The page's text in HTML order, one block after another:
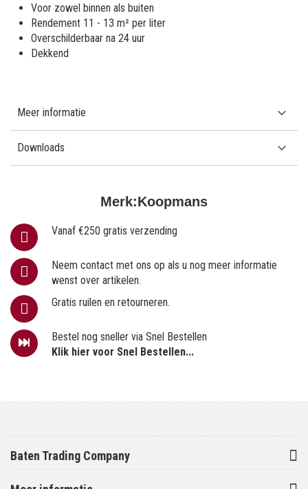
Merk:Koopmans
Vanaf €250 gratis verzending
Neem contact met ons op als u nog meer informatie
wenst over artikelen.
Gratis ruilen en retourneren.
Bestel nog sneller via Snel Bestellen
Klik hier voor Snel Bestellen...
Voor zowel binnen als buiten
Rendement 11 - 13 m² per liter
Overschilderbaar na 24 uur
Dekkend
Meer informatie
Downloads
Baten Trading Company